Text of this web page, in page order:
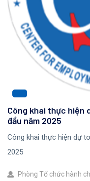
Công khai thực hiện
đầu năm 2025
Công khai thực hiện dự
2025
Phòng Tổ chức hành